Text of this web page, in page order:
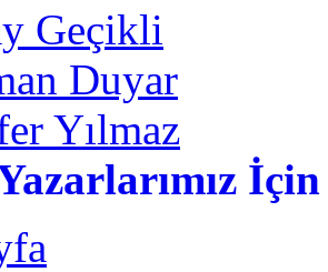
Geçikli
Duyar
Yılmaz
İçin